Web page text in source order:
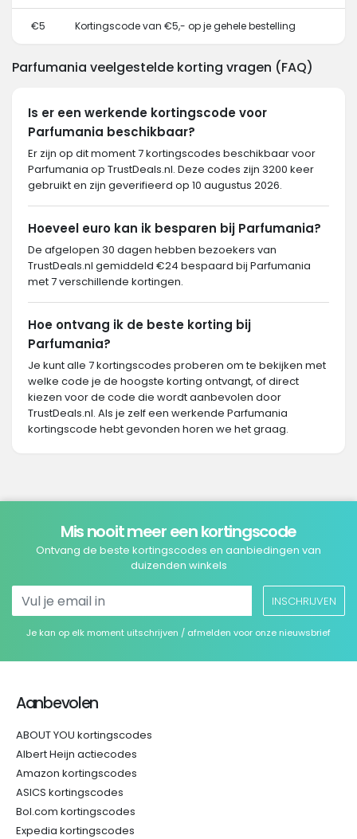
€5 Kortingscode van €5,- op je gehele bestelling
Parfumania veelgestelde korting vragen (FAQ)
Is er een werkende kortingscode voor
Parfumania beschikbaar?
Er zijn op dit moment 7 kortingscodes beschikbaar voor
Parfumania op TrustDeals.nl. Deze codes zijn 3200 keer
gebruikt en zijn geverifieerd op 10 augustus 2026.
Hoeveel euro kan ik besparen bij Parfumania?
De afgelopen 30 dagen hebben bezoekers van
TrustDeals.nl gemiddeld €24 bespaard bij Parfumania
met 7 verschillende kortingen.
Hoe ontvang ik de beste korting bij
Parfumania?
Je kunt alle 7 kortingscodes proberen om te bekijken met
welke code je de hoogste korting ontvangt, of direct
kiezen voor de code die wordt aanbevolen door
TrustDeals.nl. Als je zelf een werkende Parfumania
kortingscode hebt gevonden horen we het graag.
Mis nooit meer een kortingscode
Ontvang de beste kortingscodes en aanbiedingen van
duizenden winkels
INSCHRIJVEN
Je kan op elk moment uitschrijven / afmelden voor onze nieuwsbrief
Aanbevolen
ABOUT YOU kortingscodes
Albert Heijn actiecodes
Amazon kortingscodes
ASICS kortingscodes
Bol.com kortingscodes
Expedia kortingscodes